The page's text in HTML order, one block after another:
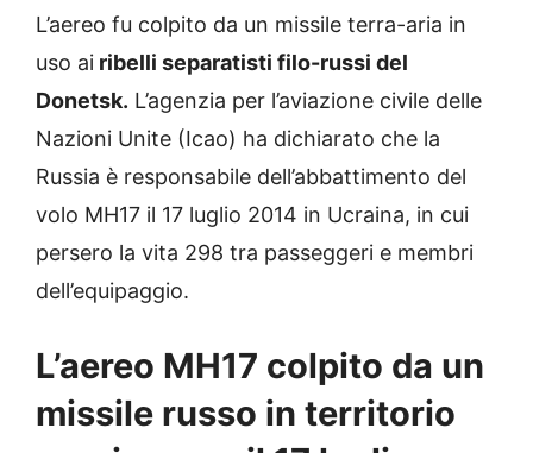
L’aereo fu colpito da un missile terra-aria in
uso ai ribelli separatisti filo-russi del
Donetsk. L’agenzia per l’aviazione civile delle
Nazioni Unite (Icao) ha dichiarato che la
Russia è responsabile dell’abbattimento del
volo MH17 il 17 luglio 2014 in Ucraina, in cui
persero la vita 298 tra passeggeri e membri
dell’equipaggio.
L’aereo MH17 colpito da un
missile russo in territorio